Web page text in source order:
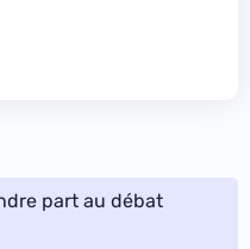
part au débat